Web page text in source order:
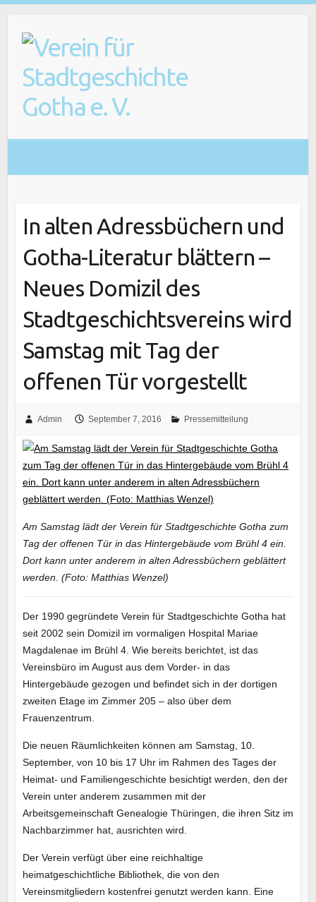
In alten Adressbüchern und
Gotha-Literatur blättern –
Neues Domizil des
Stadtgeschichtsvereins wird
Samstag mit Tag der
offenen Tür vorgestellt
Admin September 7, 2016 Pressemitteilung
Am Samstag lädt der Verein für Stadtgeschichte Gotha zum
Tag der offenen Tür in das Hintergebäude vom Brühl 4 ein.
Dort kann unter anderem in alten Adressbüchern geblättert
werden. (Foto: Matthias Wenzel)
Der 1990 gegründete Verein für Stadtgeschichte Gotha hat
seit 2002 sein Domizil im vormaligen Hospital Mariae
Magdalenae im Brühl 4. Wie bereits berichtet, ist das
Vereinsbüro im August aus dem Vorder- in das
Hintergebäude gezogen und befindet sich in der dortigen
zweiten Etage im Zimmer 205 – also über dem
Frauenzentrum.
Die neuen Räumlichkeiten können am Samstag, 10.
September, von 10 bis 17 Uhr im Rahmen des Tages der
Heimat- und Familiengeschichte besichtigt werden, den der
Verein unter anderem zusammen mit der
Arbeitsgemeinschaft Genealogie Thüringen, die ihren Sitz im
Nachbarzimmer hat, ausrichten wird.
Der Verein verfügt über eine reichhaltige
heimatgeschichtliche Bibliothek, die von den
Vereinsmitgliedern kostenfrei genutzt werden kann. Eine